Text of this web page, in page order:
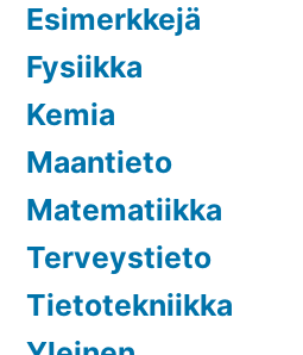
Esimerkkejä
Fysiikka
Kemia
Maantieto
Matematiikka
Terveystieto
Tietotekniikka